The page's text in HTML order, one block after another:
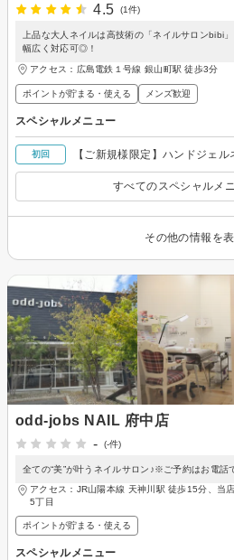
4.5
(1件)
上品な大人ネイルは高技術の「ネイルサロンbibi
幅広く対応可◎！
アクセス：広島電鉄１号線 銀山町駅 徒歩3分
ポイントが貯まる・使える メンズ歓迎
スペシャルメニュー
初回 【ご新規様限定】ハンドジェ
すべてのスペシャルメ
その他の情報を
odd-jobs NAIL 府中店
-
(-件)
全ての“美”が叶うネイルサロン♪※ご予約はお電話
アクセス：JR山陽本線 天神川駅 徒歩15分、当
5丁目
ポイントが貯まる・使える
スペシャルメニュー